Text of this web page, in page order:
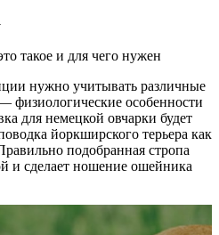
такое и для чего нужен
нужно учитывать различные
физиологические особенности
для немецкой овчарки будет
йоркширского терьера как
подобранная стропа
и сделает ношение ошейника